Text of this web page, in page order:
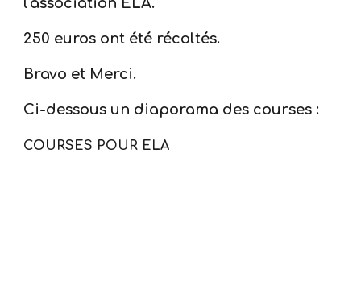
l'association ELA.
250 euros ont été récoltés.
Bravo et Merci.
Ci-dessous un diaporama des courses :
COURSES POUR ELA